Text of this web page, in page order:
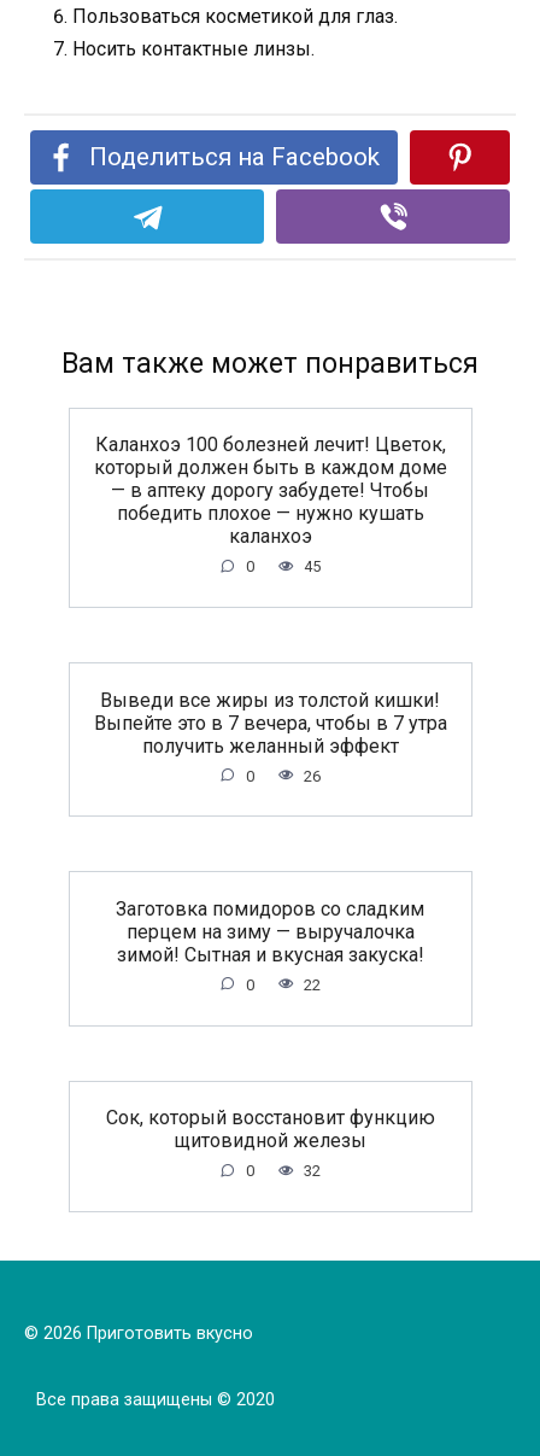
Пользоваться косметикой для глаз.
Носить контактные линзы.
Поделиться на Facebook
Вам также может понравиться
Каланхоэ 100 болезней лечит! Цветок,
который должен быть в каждом доме
— в аптеку дорогу забудете! Чтобы
победить плохое — нужно кушать
каланхоэ
0 45
Выведи все жиры из толстой кишки!
Выпейте это в 7 вечера, чтобы в 7 утра
получить желанный эффект
0 26
Заготовка помидоров со сладким
перцем на зиму — выручалочка
зимой! Сытная и вкусная закуска!
0 22
Сок, который восстановит функцию
щитовидной железы
0 32
© 2026 Приготовить вкусно
Все права защищены © 2020